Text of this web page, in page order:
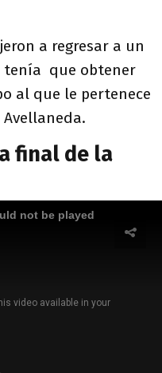
a regresar a un
tenía que obtener
al que le pertenece
Avellaneda.
final de la